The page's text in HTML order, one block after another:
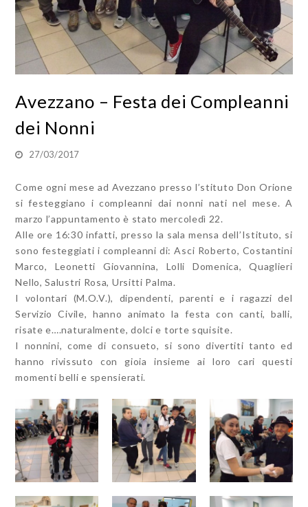
Avezzano – Festa dei Compleanni
dei Nonni
27/03/2017
Come ogni mese ad Avezzano presso l’stituto Don Orione
si festeggiano i compleanni dai nonni nati nel mese. A
marzo l’appuntamento è stato mercoledì 22.
Alle ore 16:30 infatti, presso la sala mensa dell’Istituto, si
sono festeggiati i compleanni di: Asci Roberto, Costantini
Marco, Leonetti Giovannina, Lolli Domenica, Quaglieri
Nello, Salustri Rosa, Ursitti Palma.
I volontari (M.O.V.), dipendenti, parenti e i ragazzi del
Servizio Civile, hanno animato la festa con canti, balli,
risate e….naturalmente, dolci e torte squisite.
I nonnini, come di consueto, si sono divertiti tanto ed
hanno rivissuto con gioia insieme ai loro cari questi
momenti belli e spensierati.